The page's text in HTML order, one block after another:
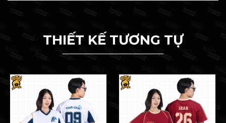
THIẾT KẾ TƯƠNG TỰ